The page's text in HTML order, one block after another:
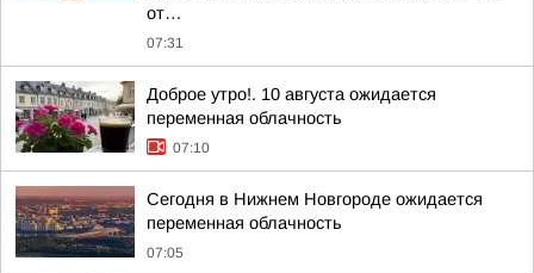
от…
07:31
Доброе утро!. 10 августа ожидается
переменная облачность
07:10
Сегодня в Нижнем Новгороде ожидается
переменная облачность
07:05